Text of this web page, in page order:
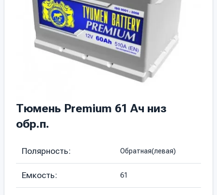
Тюмень Premium 61 Ач низ
обр.п.
Полярность: Обратная(левая)
Емкость: 61